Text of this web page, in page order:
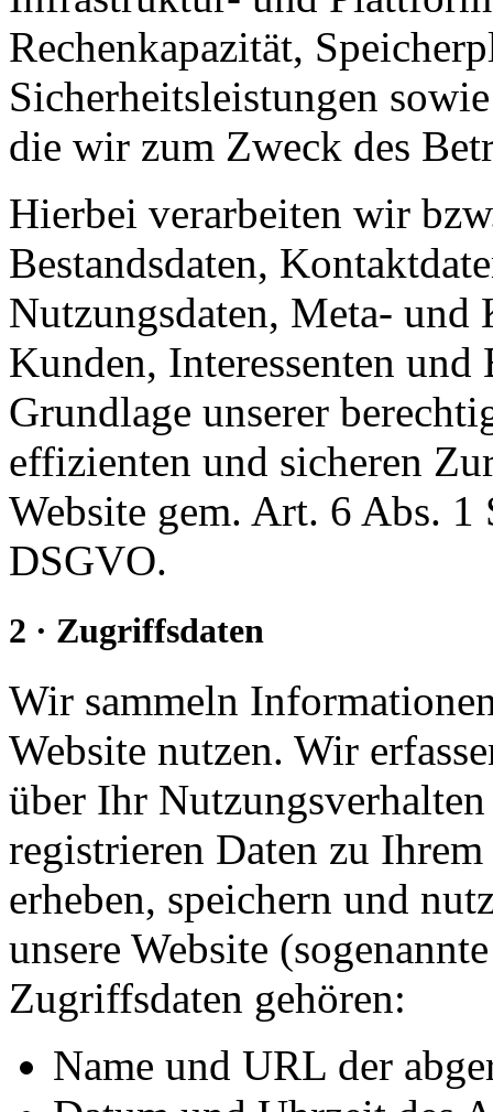
Rechenkapazität,
Sicherheitsleistungen
die wir zum Zweck des
Hierbei verarbeiten wir
Bestandsdaten,
Nutzungsdaten, Meta-
Kunden, Interessenten und
Grundlage unserer
effizienten und sicheren
Website gem. Art. 6 Abs.
DSGVO.
2 · Zugriffsdaten
Wir sammeln
Website nutzen. Wir
über Ihr
registrieren Daten zu
erheben, speichern und
unsere Website
Zugriffsdaten gehören:
Name und URL der